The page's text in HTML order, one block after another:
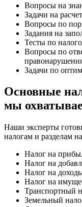
Вопросы на
Задачи на
Вопросы по
Задания на
Тесты по
Вопросы по
Задачи по
Основные
мы
Наши эксперты
налогам и разделам
Налог на
Налог на
Налог на
Налог на
Транспортный
Земельный